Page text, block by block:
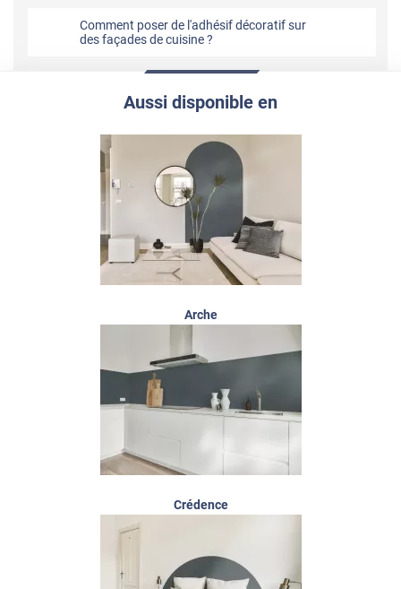
Comment poser de l'adhésif décoratif sur
des façades de cuisine ?
Aussi disponible en
Arche
Crédence